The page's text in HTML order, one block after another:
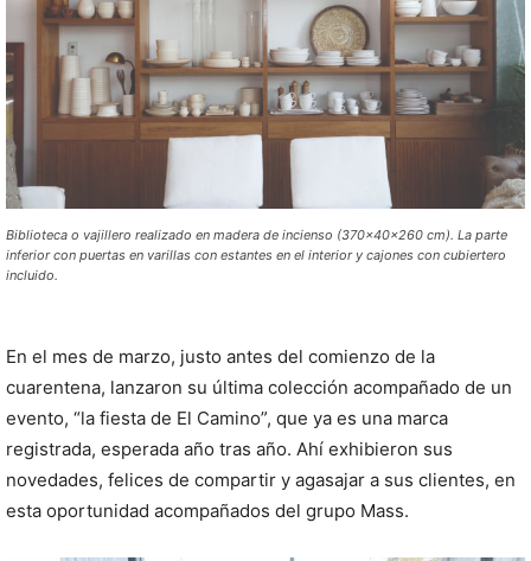
Biblioteca o vajillero realizado en madera de incienso (370x40x260 cm). La parte
inferior con puertas en varillas con estantes en el interior y cajones con cubiertero
incluido.
En el mes de marzo, justo antes del comienzo de la
cuarentena, lanzaron su última colección acompañado de un
evento, “la fiesta de El Camino”, que ya es una marca
registrada, esperada año tras año. Ahí exhibieron sus
novedades, felices de compartir y agasajar a sus clientes, en
esta oportunidad acompañados del grupo Mass.